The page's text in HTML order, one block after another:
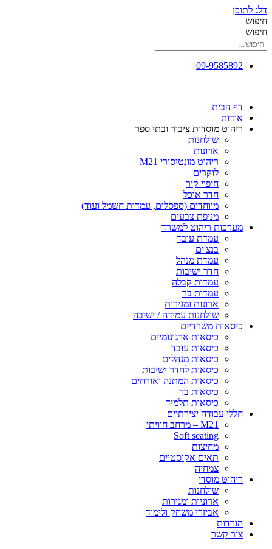
דלג לתוכן
חיפוש
חיפוש
09-9585892
דף הבית
אודות
ריהוט מוסדות ציבור ובתי ספר
שולחנות
ארונות
ריהוט מונטיסורי M21
לוקרים
חיפוי קיר
חדר אוכל
מיוחדים (ספסלים, עמדות חשמל ועוד)
מניפת צבעים
מערכות ריהוט למשרד
עמדת עובד
בנצ'ים
עמדת מנהל
חדר ישיבות
עמדות קבלה
עמדות בר
ארונות ומגירות
שולחנות עמידה / ישיבה
כיסאות משרדיים
כיסאות ארגונומיים
כיסאות עובד
כיסאות מנהלים
כיסאות לחדר ישיבות
כיסאות המתנה ואורחים
כיסאות בר
כיסאות תלמיד
חללי עבודה יצירתיים
M21 – מרחב חוויתי
Soft seating
מחיצות
תאים אקוסטיים
צמחיה
ריהוט מוסדי
שולחנות
ארוניות ומגירות
אביזרי משחק ולימוד
הורדות
צור קשר